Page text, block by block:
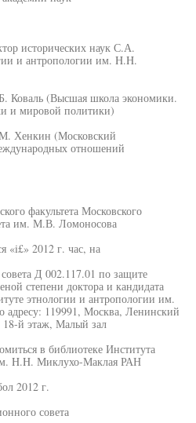
исторических наук С.А.
и антропологии им. H.H.
Коваль (Высшая школа экономики.
и мировой политики)
Хенкин (Московский
отношений
факультета Московского
им. М.В. Ломоносова
«i£» 2012 г. час, на
Д 002.117.01 по защите
степени доктора и кандидата
этнологии и антропологии им.
119991, Москва, Ленинский
18-й этаж, Малый зал
в библиотеке Института
H.H. Миклухо-Маклая РАН
2012 г.
совета